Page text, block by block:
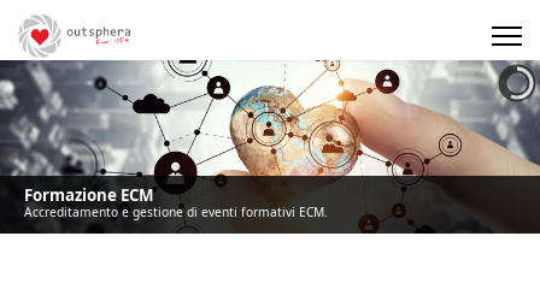
Formazione ECM
Accreditamento e gestione di eventi formativi ECM.